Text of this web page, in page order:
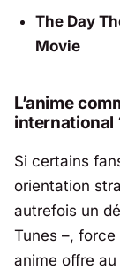
The Day
Movie
L’anime
international
Si certains
orientation
autrefois un
Tunes –,
anime offre